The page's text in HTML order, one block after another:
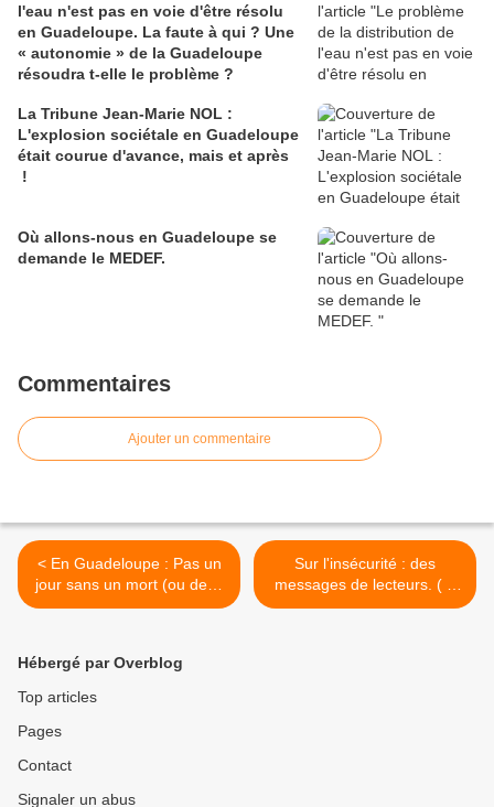
l'eau n'est pas en voie d'être résolu
en Guadeloupe. La faute à qui ? Une
« autonomie » de la Guadeloupe
résoudra t-elle le problème ?
La Tribune Jean-Marie NOL :
L'explosion sociétale en Guadeloupe
était courue d'avance, mais et après
!
Où allons-nous en Guadeloupe se
demande le MEDEF.
Commentaires
Ajouter un commentaire
< En Guadeloupe : Pas un
jour sans un mort (ou deux
).
Sur l'insécurité : des
messages de lecteurs. ( à
l'attention de Guadeloupe
Hébergé par Overblog
Top articles
Pages
Contact
Signaler un abus